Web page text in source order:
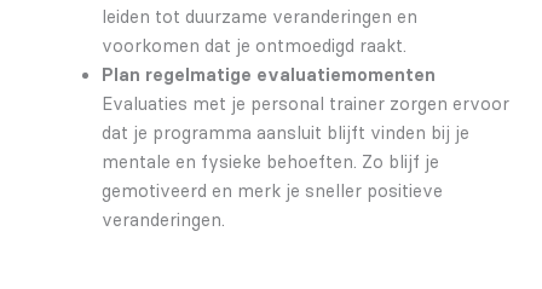
leiden tot duurzame veranderingen en
voorkomen dat je ontmoedigd raakt.
Plan regelmatige evaluatiemomenten
Evaluaties met je personal trainer zorgen ervoor
dat je programma aansluit blijft vinden bij je
mentale en fysieke behoeften. Zo blijf je
gemotiveerd en merk je sneller positieve
veranderingen.